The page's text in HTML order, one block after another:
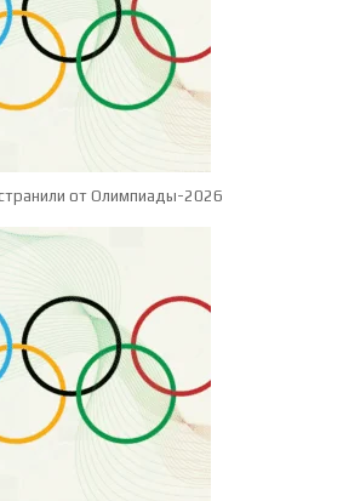
от Олимпиады-2026